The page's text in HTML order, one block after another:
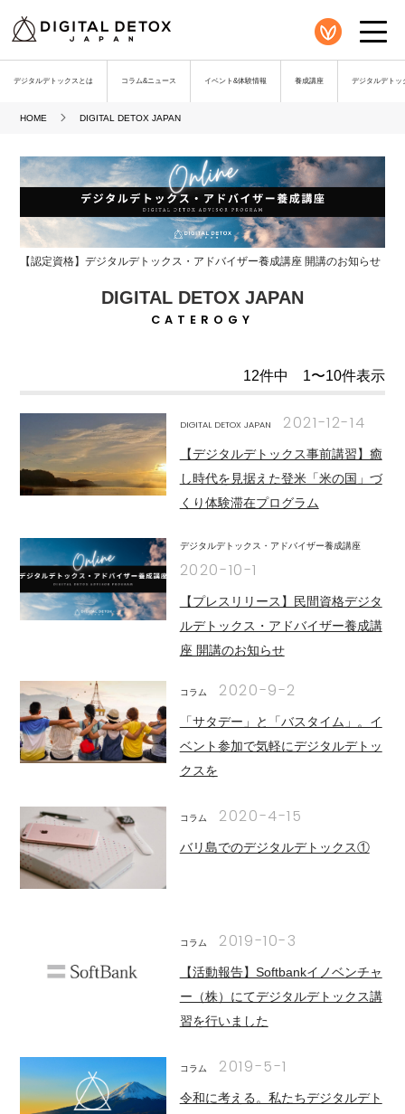
デジタルデトックスとは コラム&ニュース イベント&体験情報 養成講座 デジタルデトッ
HOME DIGITAL DETOX JAPAN
【認定資格】デジタルデトックス・アドバイザー養成講座 開講のお知らせ
DIGITAL DETOX JAPAN
CATEROGY
12件中 1〜10件表示
DIGITAL DETOX JAPAN 2021-12-14
【デジタルデトックス事前講習】癒
し時代を見据えた登米「米の国」づ
くり体験滞在プログラム
デジタルデトックス・アドバイザー養成講座
2020-10-1
【プレスリリース】民間資格デジタ
ルデトックス・アドバイザー養成講
座 開講のお知らせ
コラム 2020-9-2
「サタデー」と「バスタイム」。イ
ベント参加で気軽にデジタルデトッ
クスを
コラム 2020-4-15
バリ島でのデジタルデトックス①
コラム 2019-10-3
【活動報告】Softbankイノベンチャ
ー（株）にてデジタルデトックス講
習を行いました
コラム 2019-5-1
令和に考える。私たちデジタルデト